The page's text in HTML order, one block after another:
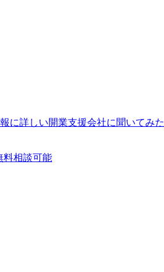
に詳しい開業支援会社に聞いてみた
料相談可能